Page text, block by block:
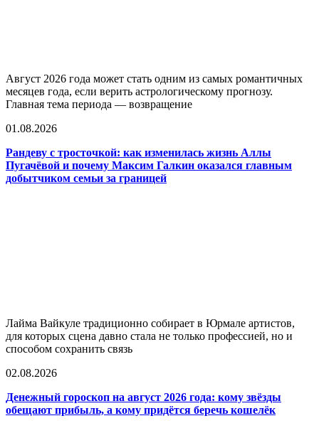
Август 2026 года может стать одним из самых романтичных
месяцев года, если верить астрологическому прогнозу.
Главная тема периода — возвращение
01.08.2026
Рандеву с тросточкой: как изменилась жизнь Аллы
Пугачёвой и почему Максим Галкин оказался главным
добытчиком семьи за границей
Лайма Вайкуле традиционно собирает в Юрмале артистов,
для которых сцена давно стала не только профессией, но и
способом сохранить связь
02.08.2026
Денежный гороскоп на август 2026 года: кому звёзды
обещают прибыль, а кому придётся беречь кошелёк